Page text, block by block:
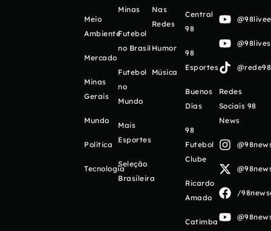
Meio
Ambiente
Mercado
Minas
Gerais
Mundo
Política
Tecnologia
Minas
Futebol
no Brasil
Futebol
no
Mundo
Mais
Esportes
Seleção
Brasileira
Nas
Redes
Humor
Música
Central
98
98
Esportes
Buenos
Días
98
Futebol
Clube
Ricardo
Amado
Catimba
Redes
Sociais 98
News
/